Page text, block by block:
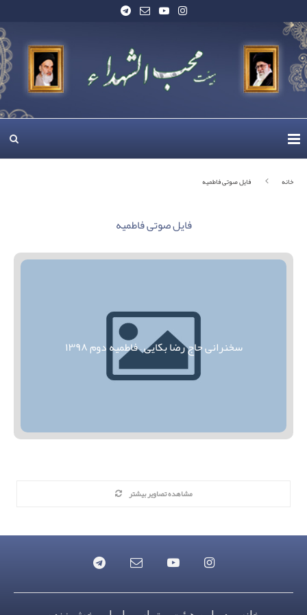
خانه فایل صوتی فاطمیه
فایل صوتی فاطمیه
سخنرانی حاج رضا بکایی – فاطمیه دوم ۱۳۹۸
مشاهده تصاویر بیشتر